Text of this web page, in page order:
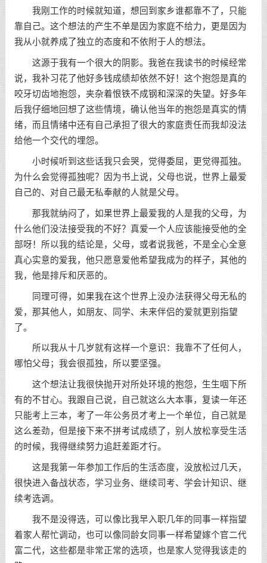
我刚工作的时候就知道，想回到家乡谁都靠不了，只能
靠自己。这个想法的产生不单是因为家庭不给力，更是因为
我从小就养成了独立的态度和不依附于人的想法。
这源于我有一个很大的阴影。我爸在我读书的时候经常
说，我补习花了他好多钱成绩却依然不好！这个抱怨是真的
咬牙切齿地抱怨，夹杂着恨铁不成钢和深深的失望。好多年
后我仔细地回想了这些情境，确认他当年的抱怨是真实的情
绪，而且情绪中还有自己承担了很大的家庭责任而我却没法
给他一个交代的埋怨。
小时候听到这些话我只会哭，觉得委屈，更觉得孤独。
为什么会觉得孤独呢？因为书上说，父母也说，世界上最爱
自己的、对自己最无私奉献的人就是父母。
那我就纳闷了，如果世界上最爱我的人是我的父母，为
什么他们没法接受我的不好？真爱一个人应该能接受他的全
部呀！所以我的结论是，父母，或者说我爸，不是全心全意
真心实意的爱我，他只愿意爱他希望我成为的样子，其他的
我，他是排斥和厌恶的。
同理可得，如果我在这个世界上没办法获得父母无私的
爱，那其他人，如朋友、同学、未来伴侣的爱就更别指望
了。
所以我从十几岁就有这样一个意识：我靠不了任何人，
哪怕父母；我会很孤独，所以要坚强。
这个想法让我很快抛开对所处环境的抱怨，生生咽下所
有的不甘心。我跟自己说，自己就这么大本事，复读一年还
只能考上三本，考了一年公务员才考上一个单位，自己就是
这么差劲，但是接下来不拼考试成绩了，别人放松享受生活
的时候，我得继续努力追赶差距才行。
这是我第一年参加工作后的生活态度，没放松过几天，
很快进入备战状态， 学习业务、继续司考、学会计知识、继
续考选调。
我不是没得选，可以像比我早入职几年的同事一样指望
着家人帮忙调动，也可以像同龄女同事一样希望嫁个官二代
富二代，这些都是非常正常的选项，也是家人觉得我该走的